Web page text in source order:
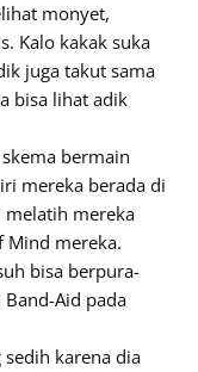
monyet,
Kalo kakak suka
juga takut sama
bisa lihat adik
bermain
mereka berada di
melatih mereka
Mind mereka.
bisa berpura-
Aid pada
karena dia